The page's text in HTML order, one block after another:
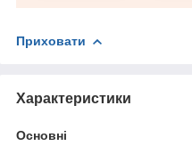
Приховати
Характеристики
Основні